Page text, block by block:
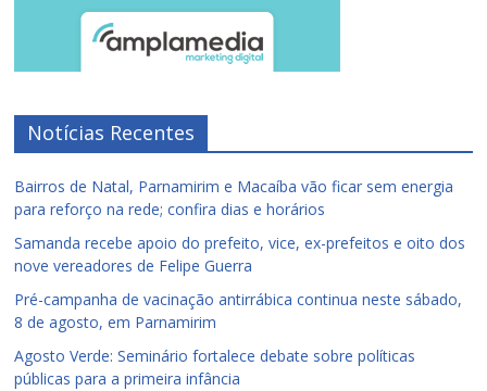
Notícias Recentes
Bairros de Natal, Parnamirim e Macaíba vão ficar sem energia
para reforço na rede; confira dias e horários
Samanda recebe apoio do prefeito, vice, ex-prefeitos e oito dos
nove vereadores de Felipe Guerra
Pré-campanha de vacinação antirrábica continua neste sábado,
8 de agosto, em Parnamirim
Agosto Verde: Seminário fortalece debate sobre políticas
públicas para a primeira infância